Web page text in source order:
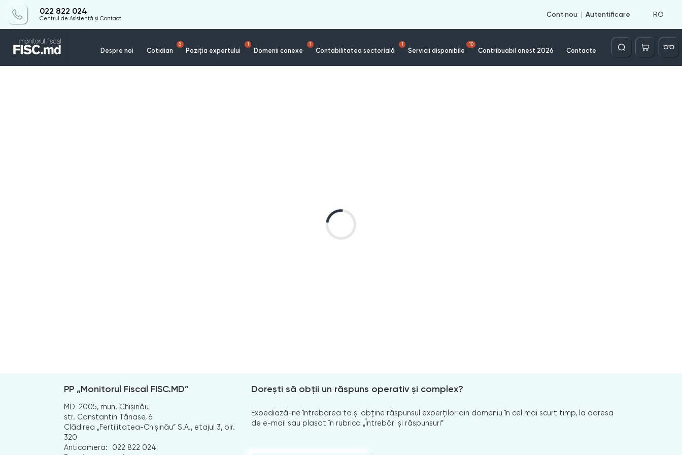
022 822 024
Centrul de Asistență și Contact
Cont nou Autentificare RO
Despre noi Cotidian
8
Poziția expertului
1
Domenii conexe
1
Contabilitatea sectorială
1
Servicii disponibile
10
Contribuabil onest 2026 Contacte
Căutare
PP „Monitorul Fiscal FISC.MD”
MD-2005, mun. Chișinău
str. Constantin Tănase, 6
Clădirea „Fertilitatea-Chișinău” S.A., etajul 3, bir.
320
Anticamera:
022 822 024
Dorești să obții un răspuns operativ și complex?
Expediază-ne întrebarea ta și obține răspunsul experților din domeniu în cel mai scurt timp, la adresa
de e-mail sau plasat în rubrica „Întrebări și răspunsuri”